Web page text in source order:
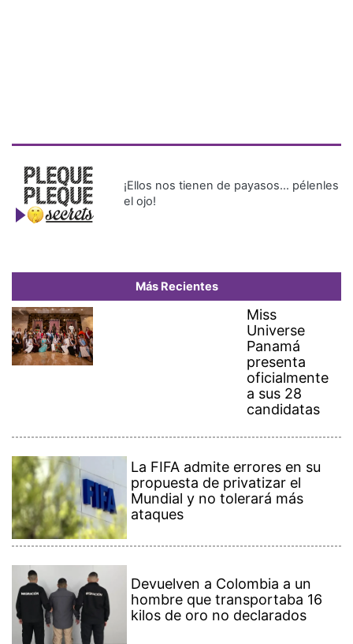
¡Ellos nos tienen de payasos… pélenles
el ojo!
Más Recientes
Miss
Universe
Panamá
presenta
oficialmente
a sus 28
candidatas
La FIFA admite errores en su
propuesta de privatizar el
Mundial y no tolerará más
ataques
Devuelven a Colombia a un
hombre que transportaba 16
kilos de oro no declarados